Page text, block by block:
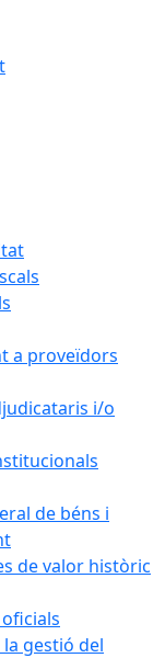
a proveïdors
i/o
de béns i
de valor històric
gestió del